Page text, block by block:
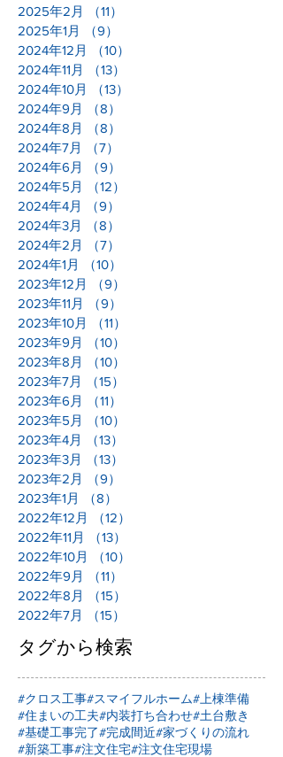
2025年2月
（11）
2025年1月
（9）
2024年12月
（10）
2024年11月
（13）
2024年10月
（13）
2024年9月
（8）
2024年8月
（8）
2024年7月
（7）
2024年6月
（9）
2024年5月
（12）
2024年4月
（9）
2024年3月
（8）
2024年2月
（7）
2024年1月
（10）
2023年12月
（9）
2023年11月
（9）
2023年10月
（11）
2023年9月
（10）
2023年8月
（10）
2023年7月
（15）
2023年6月
（11）
2023年5月
（10）
2023年4月
（13）
2023年3月
（13）
2023年2月
（9）
2023年1月
（8）
2022年12月
（12）
2022年11月
（13）
2022年10月
（10）
2022年9月
（11）
2022年8月
（15）
2022年7月
（15）
タグから検索
#クロス工事#スマイフルホーム#上棟準備
#住まいの工夫#内装打ち合わせ#土台敷き
#基礎工事完了#完成間近#家づくりの流れ
#新築工事#注文住宅#注文住宅現場